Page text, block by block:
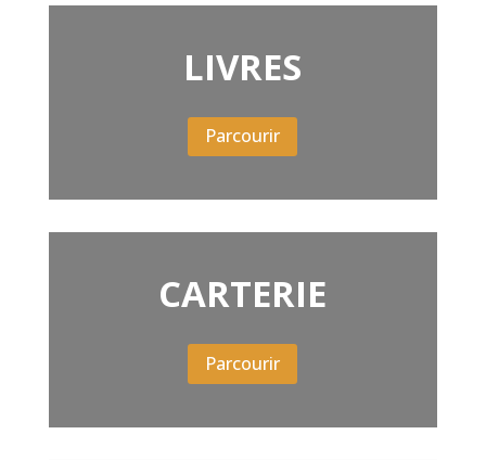
LIVRES
Parcourir
CARTERIE
Parcourir